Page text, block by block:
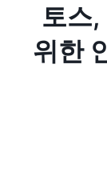
토스
위한